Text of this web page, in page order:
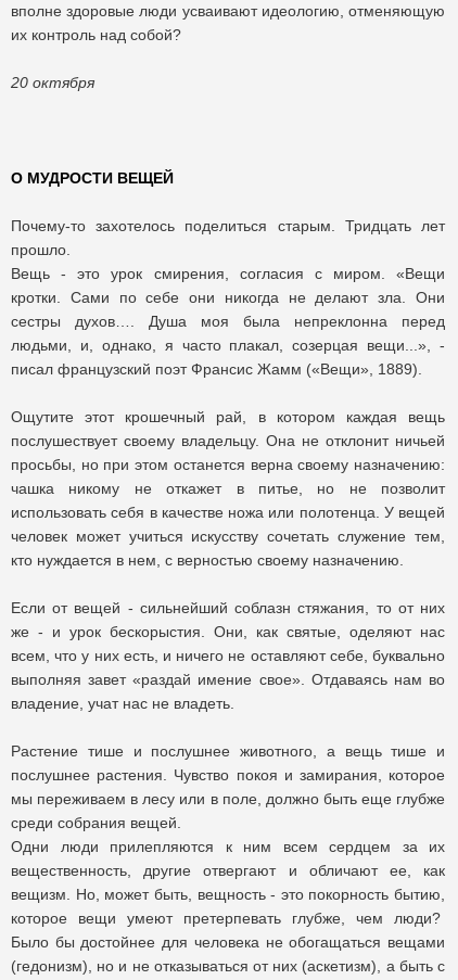
вполне здоровые люди усваивают идеологию, отменяющую
их контроль над собой?
20 октября
О МУДРОСТИ ВЕЩЕЙ
Почему-то захотелось поделиться старым. Тридцать лет
прошло.
Вещь - это урок смирения, согласия с миром. «Вещи
кротки. Сами по себе они никогда нe делают зла. Они
сестры духов…. Душа моя была непреклонна перед
людьми, и, однако, я часто плакал, созерцая вещи...», -
писал французский поэт Франсис Жамм («Вещи», 1889).
Ощутите этот крошечный paй, в котором каждая вещь
послушествует своему владельцу. Она не отклонит ничьей
просьбы, но при этом останется верна своему назначению:
чашка никому не откажет в питье, но не позволит
использовать себя в качестве ножа или полотенца. У вещей
человек может учиться искусству сочетать служение тем,
кто нуждается в нем, с верностью своему назначению.
Если от вещей - сильнейший соблазн стяжания, то от них
же - и урок бескорыстия. Они, как святые, оделяют нас
всем, что у них есть, и ничего не оставляют себе, буквально
выполняя завет «раздай имение свое». Отдаваясь нам во
владение, учат нас не владеть.
Растение тише и послушнее животного, а вещь тише и
послушнее растения. Чувство покоя и замирания, которое
мы переживаем в лесу или в поле, должно быть еще глубже
среди собрания вещей.
Одни люди прилепляются к ним всем сердцем за их
вещественность, другие отвергают и обличают ее, как
вещизм. Но, может быть, вещность - это покорность бытию,
которое вещи умеют претерпевать глубже, чем люди?
Было бы достойнее для человека не обогащаться вещами
(гедонизм), но и не отказываться от них (аскетизм), а быть с